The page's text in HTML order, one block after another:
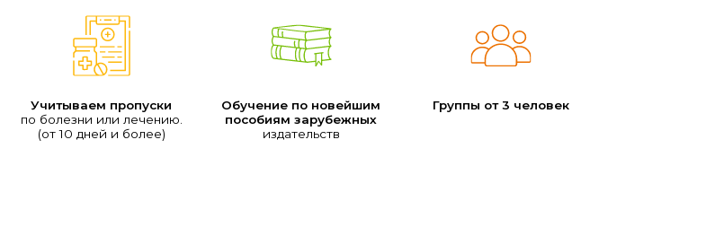
Учитываем пропуски
по болезни или лечению.
(от 10 дней и более)
Обучение по новейшим
пособиям зарубежных
издательств
Группы от 3 человек